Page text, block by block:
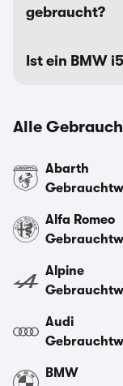
gebraucht?
Ist ein BMW
Alle
Abarth
Alfa Romeo
Alpine
Audi
BMW